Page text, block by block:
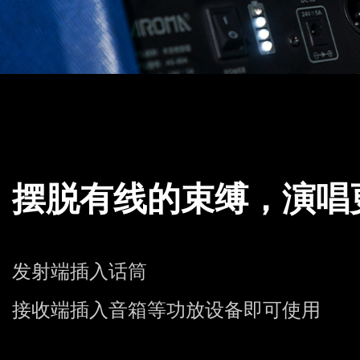
摆脱有线的束缚，演唱
发射端插入话筒
接收端插入音箱等功放设备即可使用